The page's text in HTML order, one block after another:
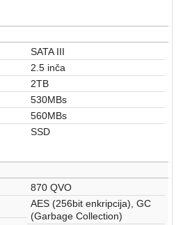
SATA III
2.5 inča
2TB
530MBs
560MBs
SSD
870 QVO
AES (256bit enkripcija), GC
(Garbage Collection)